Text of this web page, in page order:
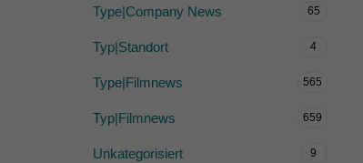
Type|Company News 65
Typ|Standort 4
Type|Filmnews 565
Typ|Filmnews 659
Unkategorisiert 9